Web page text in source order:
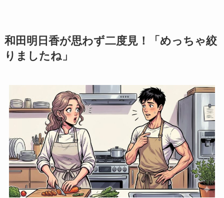
和田明日香が思わず二度見！「めっちゃ絞
りましたね」